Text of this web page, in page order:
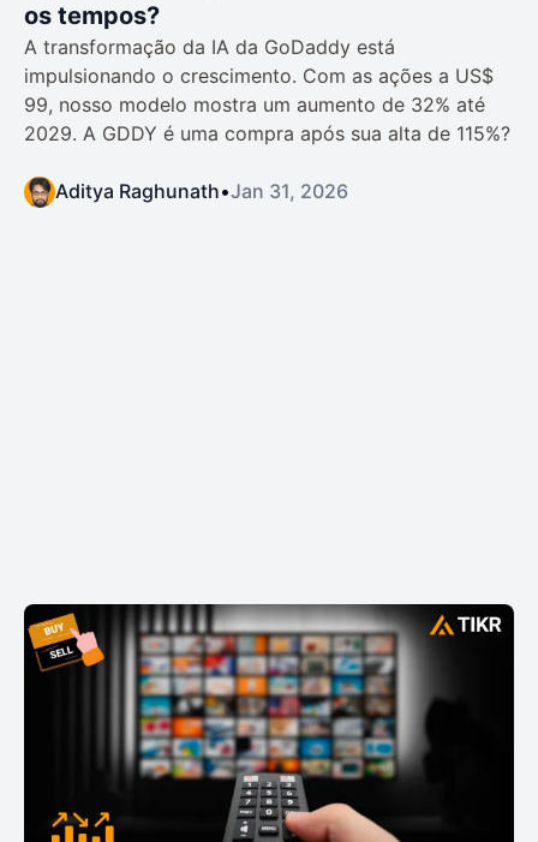
os tempos?
A transformação da IA da GoDaddy está
impulsionando o crescimento. Com as ações a US$
99, nosso modelo mostra um aumento de 32% até
2029. A GDDY é uma compra após sua alta de 115%?
Aditya Raghunath•Jan 31, 2026